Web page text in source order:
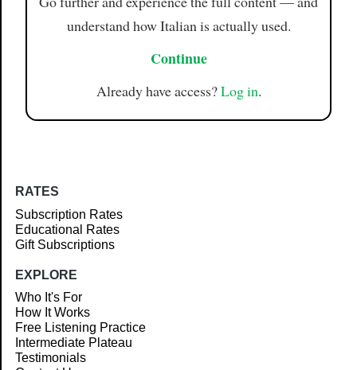
understand how Italian is actually used.
Continue
Already have access?Log in.
RATES
Subscription Rates
Educational Rates
Gift Subscriptions
EXPLORE
Who It's For
How It Works
Free Listening Practice
Intermediate Plateau
Testimonials